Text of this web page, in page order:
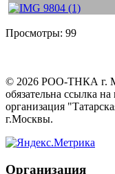
Просмотры: 99
© 2026 РОО-ТНКА г.
обязательна ссылка
организация
г.Москвы.
Организация